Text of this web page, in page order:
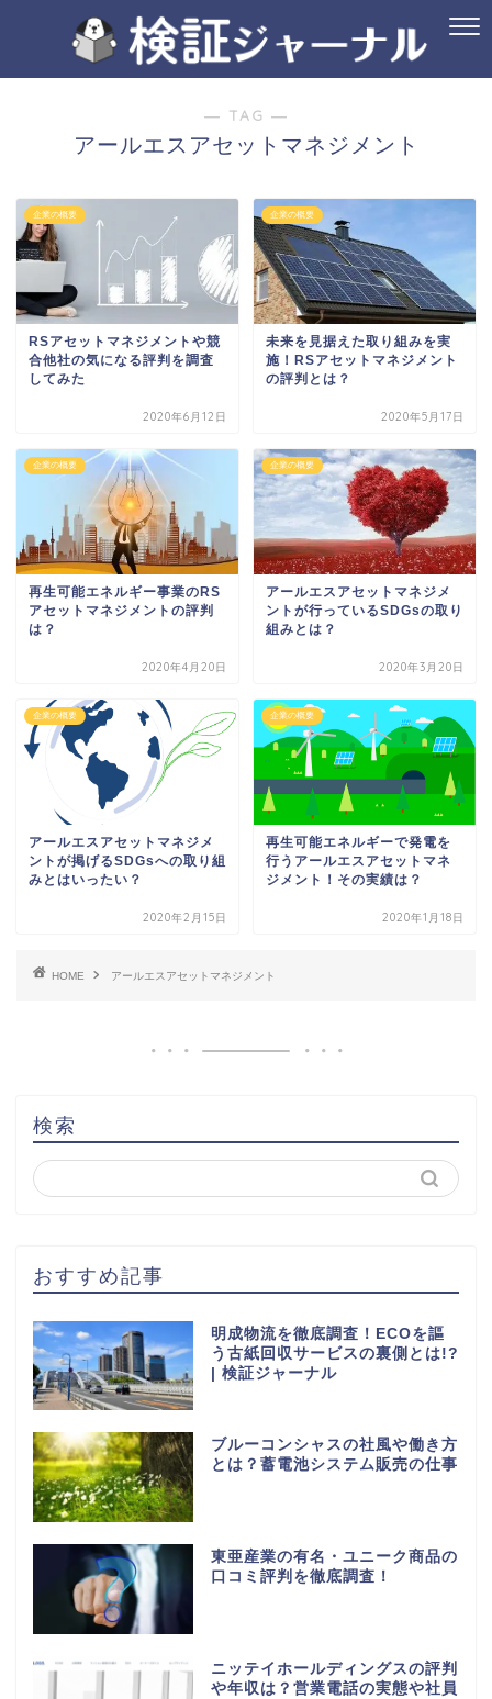
― TAG ―
アールエスアセットマネジメント
企業の概要
RSアセットマネジメントや競
合他社の気になる評判を調査
してみた
2020年6月12日
企業の概要
未来を見据えた取り組みを実
施！RSアセットマネジメント
の評判とは？
2020年5月17日
企業の概要
再生可能エネルギー事業のRS
アセットマネジメントの評判
は？
2020年4月20日
企業の概要
アールエスアセットマネジメ
ントが行っているSDGsの取り
組みとは？
2020年3月20日
企業の概要
アールエスアセットマネジメ
ントが掲げるSDGsへの取り組
みとはいったい？
2020年2月15日
企業の概要
再生可能エネルギーで発電を
行うアールエスアセットマネ
ジメント！その実績は？
2020年1月18日
HOME アールエスアセットマネジメント
検索
おすすめ記事
明成物流を徹底調査！ECOを謳
う古紙回収サービスの裏側とは!?
| 検証ジャーナル
ブルーコンシャスの社風や働き方
とは？蓄電池システム販売の仕事
東亜産業の有名・ユニーク商品の
口コミ評判を徹底調査！
ニッテイホールディングスの評判
や年収は？営業電話の実態や社員